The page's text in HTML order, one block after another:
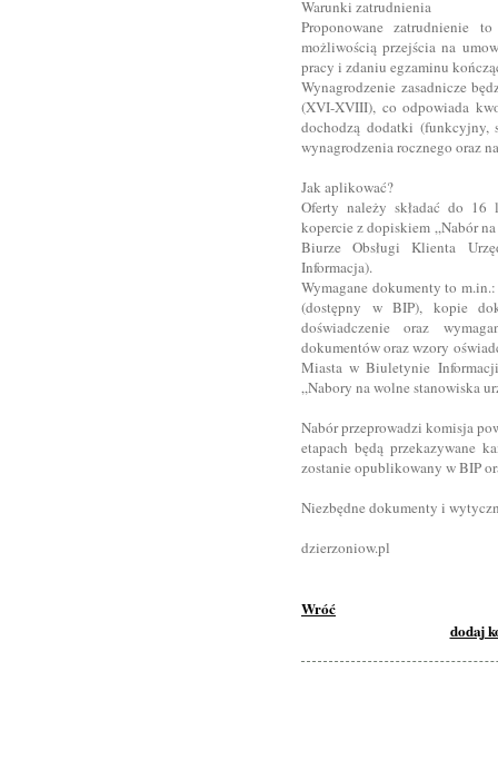
Warunki zatrudnienia
Proponowane zatrudnienie
możliwością przejścia na
pracy i zdaniu egzaminu
Wynagrodzenie zasadnicze
(XVI-XVIII), co odpowiada
dochodzą dodatki (funkcyjny,
wynagrodzenia rocznego oraz
Jak aplikować?
Oferty należy składać do
kopercie z dopiskiem „Nabór
Biurze Obsługi Klienta
Informacja).
Wymagane dokumenty to
(dostępny w BIP), kopie
doświadczenie oraz
dokumentów oraz wzory
Miasta w Biuletynie
„Nabory na wolne stanowiska
Nabór przeprowadzi komisja
etapach będą przekazywane
zostanie opublikowany w BIP
Niezbędne dokumenty i
dzierzoniow.pl
Wróć
dodaj